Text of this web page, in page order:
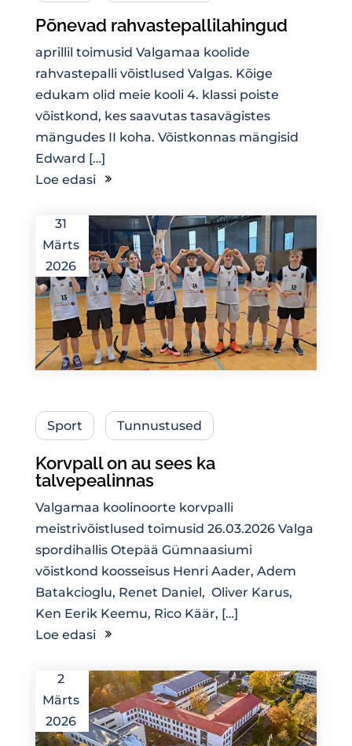
Põnevad rahvastepallilahingud
aprillil toimusid Valgamaa koolide
rahvastepalli võistlused Valgas. Kõige
edukam olid meie kooli 4. klassi poiste
võistkond, kes saavutas tasavägistes
mängudes II koha. Võistkonnas mängisid
Edward […]
Loe edasi
31
Märts
2026
Sport Tunnustused
Korvpall on au sees ka
talvepealinnas
Valgamaa koolinoorte korvpalli
meistrivõistlused toimusid 26.03.2026 Valga
spordihallis Otepää Gümnaasiumi
võistkond koosseisus Henri Aader, Adem
Batakcioglu, Renet Daniel, Oliver Karus,
Ken Eerik Keemu, Rico Käär, […]
Loe edasi
2
Märts
2026